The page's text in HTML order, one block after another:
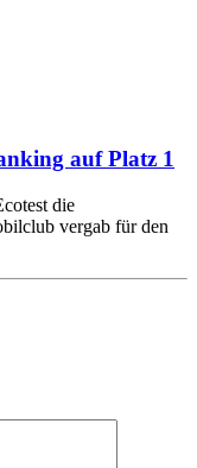
auf Platz 1
die
vergab für den